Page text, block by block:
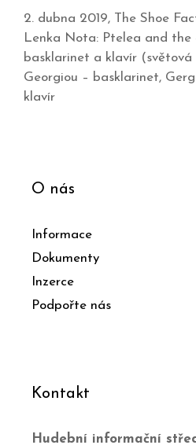
2. dubna 2019, The Shoe
Lenka Nota: Ptelea and the
basklarinet a klavír
Georgiou – basklarinet,
klavír
O nás
Informace
Dokumenty
Inzerce
Podpořte nás
Kontakt
Hudební informační